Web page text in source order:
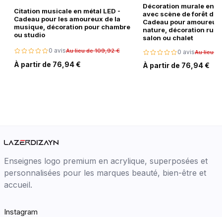
Citation musicale en métal LED -
Cadeau pour les amoureux de la
musique, décoration pour chambre
ou studio
0 avisAu lieu de 109,92 €
À partir de 76,94 €
Décoration murale en
avec scène de forêt de
Cadeau pour amoureux
nature, décoration
salon ou chalet
0 avisAu lieu
À partir de 76,94 €
Enseignes logo premium en acrylique, superposées et
personnalisées pour les marques beauté, bien-être et
accueil.
Instagram